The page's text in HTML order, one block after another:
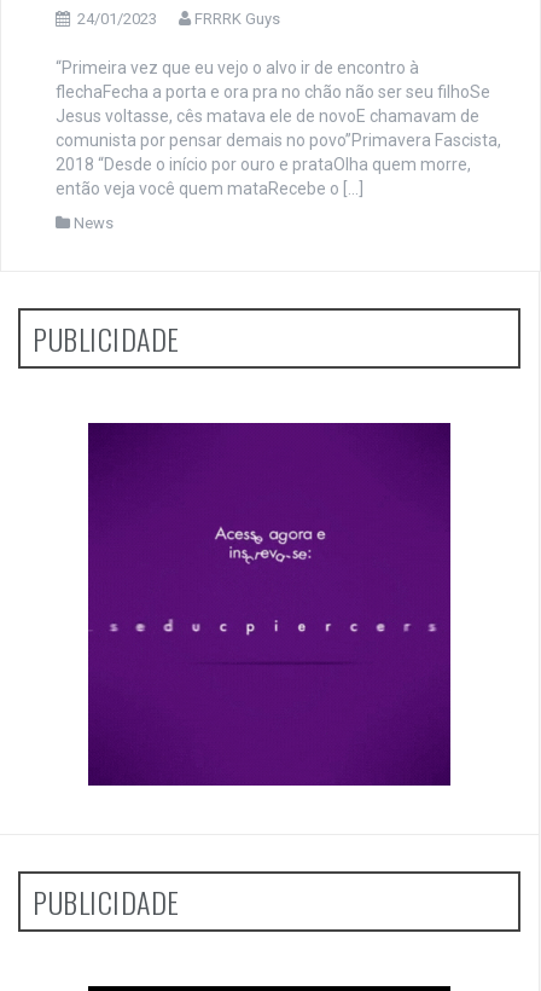
24/01/2023 FRRRK Guys
“Primeira vez que eu vejo o alvo ir de encontro à
flechaFecha a porta e ora pra no chão não ser seu filhoSe
Jesus voltasse, cês matava ele de novoE chamavam de
comunista por pensar demais no povo”Primavera Fascista,
2018 “Desde o início por ouro e prataOlha quem morre,
então veja você quem mataRecebe o […]
News
PUBLICIDADE
PUBLICIDADE